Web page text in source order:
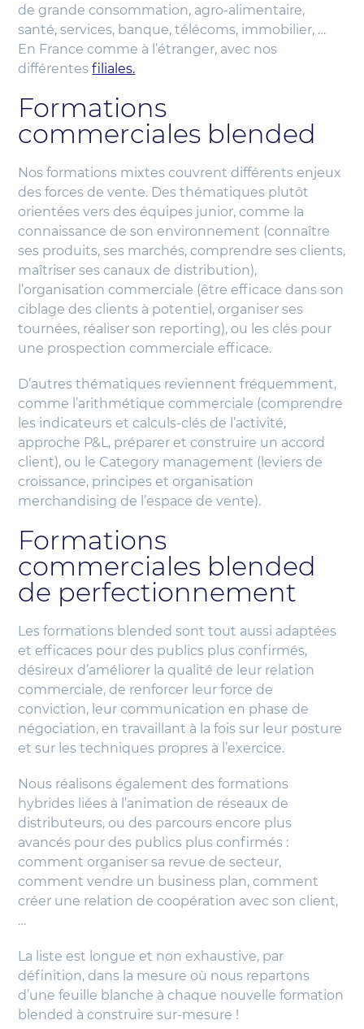
de grande consommation, agro-alimentaire,
santé, services, banque, télécoms, immobilier, …
En France comme à l’étranger, avec nos
différentesfiliales.
Formations
commerciales blended
Nos formations mixtes couvrent différents enjeux
des forces de vente. Des thématiques plutôt
orientées vers des équipes junior, comme la
connaissance de son environnement (connaître
ses produits, ses marchés, comprendre ses clients,
maîtriser ses canaux de distribution),
l’organisation commerciale (être efficace dans son
ciblage des clients à potentiel, organiser ses
tournées, réaliser son reporting), ou les clés pour
une prospection commerciale efficace.
D’autres thématiques reviennent fréquemment,
comme l’arithmétique commerciale (comprendre
les indicateurs et calculs-clés de l’activité,
approche P&L, préparer et construire un accord
client), ou le Category management (leviers de
croissance, principes et organisation
merchandising de l’espace de vente).
Formations
commerciales blended
de perfectionnement
Les formations blended sont tout aussi adaptées
et efficaces pour des publics plus confirmés,
désireux d’améliorer la qualité de leur relation
commerciale, de renforcer leur force de
conviction, leur communication en phase de
négociation, en travaillant à la fois sur leur posture
et sur les techniques propres à l’exercice.
Nous réalisons également des formations
hybrides liées à l’animation de réseaux de
distributeurs, ou des parcours encore plus
avancés pour des publics plus confirmés :
comment organiser sa revue de secteur,
comment vendre un business plan, comment
créer une relation de coopération avec son client,
…
La liste est longue et non exhaustive, par
définition, dans la mesure où nous repartons
d’une feuille blanche à chaque nouvelle formation
blended à construire sur-mesure !